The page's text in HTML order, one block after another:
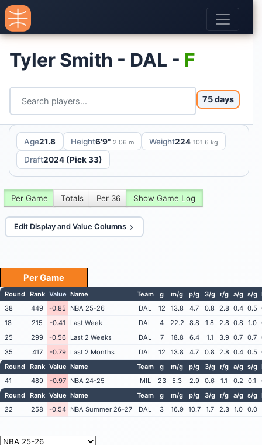
Tyler Smith - DAL - F
75 days
Age21.8 Height6'9" 2.06 m Weight224 101.6 kg
Draft2024 (Pick 33)
Per Game Totals Per 36 Show Game Log
Edit Display and Value Columns
Per Game
Round Rank Value Name Team g m/g p/g 3/g r/g a/g s/g
38
449 -0.85 NBA 25-26 DAL 12 13.8 4.7 0.8 2.8 0.4 0.5
18
215 -0.41 Last Week DAL 4 22.2 8.8 1.8 2.8 0.8 1.0
25
299 -0.56 Last 2 Weeks DAL 7 18.8 6.4 1.1 3.9 0.7 0.7
35
417 -0.79 Last 2 Months DAL 12 13.8 4.7 0.8 2.8 0.4 0.5
Round Rank Value Name Team g m/g p/g 3/g r/g a/g s/g
41
489 -0.97 NBA 24-25 MIL 23 5.3 2.9 0.6 1.1 0.2 0.1
Round Rank Value Name Team g m/g p/g 3/g r/g a/g s/g
22
258 -0.54 NBA Summer 26-27 DAL 3 16.9 10.7 1.7 2.3 1.0 0.0